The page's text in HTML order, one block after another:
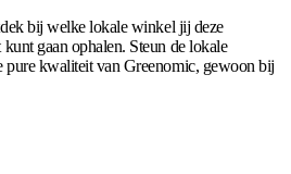
bij welke lokale winkel jij deze
gaan ophalen. Steun de lokale
pure kwaliteit van Greenomic, gewoon bij